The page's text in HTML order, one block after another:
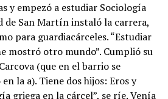
y empezó a estudiar Sociología
de San Martín instaló la carrera,
para guardiacárceles. “Estudiar
mostró otro mundo”. Cumplió su
(que en el barrio se
la a). Tiene dos hijos: Eros y
griega en la cárcel”, se ríe. Venía